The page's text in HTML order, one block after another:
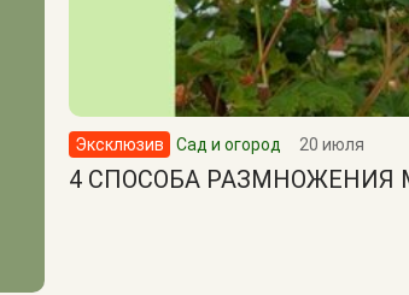
Эксклюзив Сад и огород 20 июля
4 СПОСОБА РАЗМНОЖЕНИЯ